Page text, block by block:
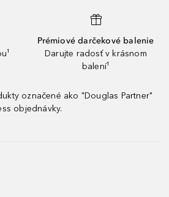
Prémiové darčekové balenie
Darujte radosť v krásnom
balení¹
označené ako "Douglas Partner"
objednávky.